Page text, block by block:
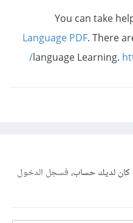
You can take
Language PDF. There
language Learning.
كان لديك حساب،فسجل الدخول